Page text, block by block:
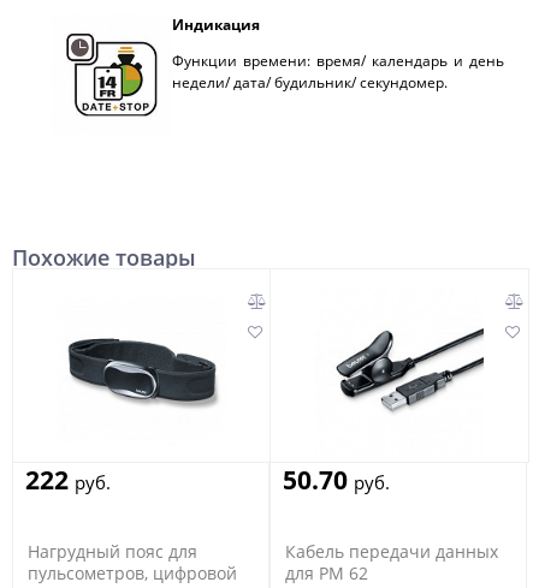
Индикация
Функции времени: время/ календарь и день
недели/ дата/ будильник/ секундомер.
Похожие товары
222 руб.
Нагрудный пояс для
пульсометров, цифровой
50.70 руб.
Кабель передачи данных
для PM 62